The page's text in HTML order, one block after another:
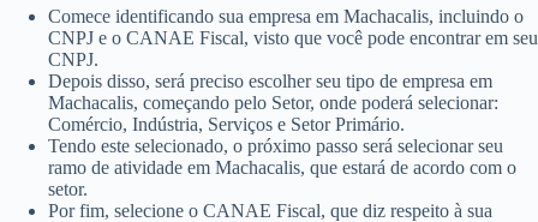
Comece identificando sua empresa em Machacalis, incluindo o
CNPJ e o CANAE Fiscal, visto que você pode encontrar em seu
CNPJ.
Depois disso, será preciso escolher seu tipo de empresa em
Machacalis, começando pelo Setor, onde poderá selecionar:
Comércio, Indústria, Serviços e Setor Primário.
Tendo este selecionado, o próximo passo será selecionar seu
ramo de atividade em Machacalis, que estará de acordo com o
setor.
Por fim, selecione o CANAE Fiscal, que diz respeito à sua